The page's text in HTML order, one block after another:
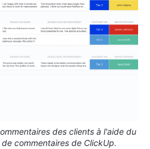
des clients à l'aide du
commentaires de ClickUp.